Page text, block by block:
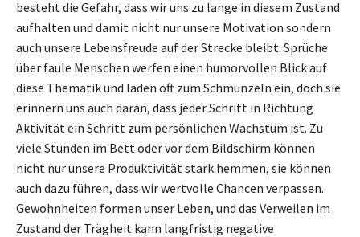
besteht die Gefahr, dass wir uns zu lange in diesem Zustand
aufhalten und damit nicht nur unsere Motivation sondern
auch unsere Lebensfreude auf der Strecke bleibt. Sprüche
über faule Menschen werfen einen humorvollen Blick auf
diese Thematik und laden oft zum Schmunzeln ein, doch sie
erinnern uns auch daran, dass jeder Schritt in Richtung
Aktivität ein Schritt zum persönlichen Wachstum ist. Zu
viele Stunden im Bett oder vor dem Bildschirm können
nicht nur unsere Produktivität stark hemmen, sie können
auch dazu führen, dass wir wertvolle Chancen verpassen.
Gewohnheiten formen unser Leben, und das Verweilen im
Zustand der Trägheit kann langfristig negative